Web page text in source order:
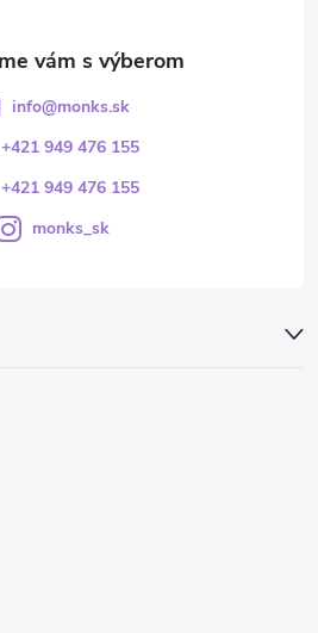
info@monks.sk
+421 949 476 155
+421 949 476 155
monks_sk